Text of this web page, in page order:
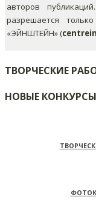
авторов публикаций.
разрешается
«ЭЙНШТЕЙН» (
ТВОРЧЕСКИЕ
НОВЫЕ КОНКУРСЫ